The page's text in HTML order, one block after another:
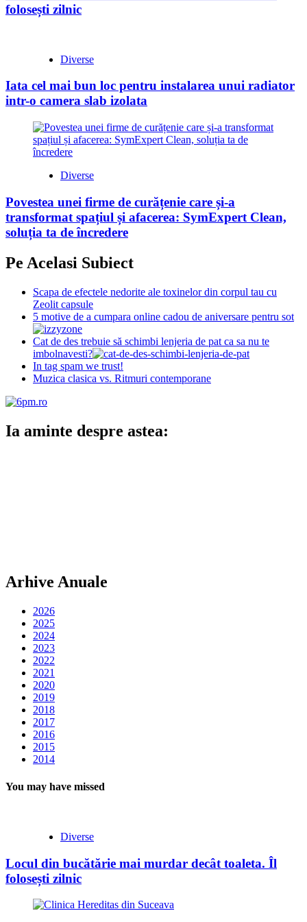
folosești zilnic
Diverse
Iata cel mai bun loc pentru instalarea unui radiator
intr-o camera slab izolata
Diverse
Povestea unei firme de curățenie care și-a
transformat spațiul și afacerea: SymExpert Clean,
soluția ta de încredere
Pe Acelasi Subiect
Scapa de efectele nedorite ale toxinelor din corpul tau cu
Zeolit capsule
5 motive de a cumpara online cadou de aniversare pentru sot
Cat de des trebuie să schimbi lenjeria de pat ca sa nu te
imbolnavesti?
In tag spam we trust!
Muzica clasica vs. Ritmuri contemporane
Ia aminte despre astea:
Arhive Anuale
2026
2025
2024
2023
2022
2021
2020
2019
2018
2017
2016
2015
2014
You may have missed
Diverse
Locul din bucătărie mai murdar decât toaleta. Îl
folosești zilnic